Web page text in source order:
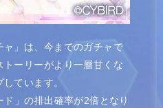
ャ」は、今までのガチャで
ーリーがより一層甘くな
ています。
」の排出確率が2倍となり